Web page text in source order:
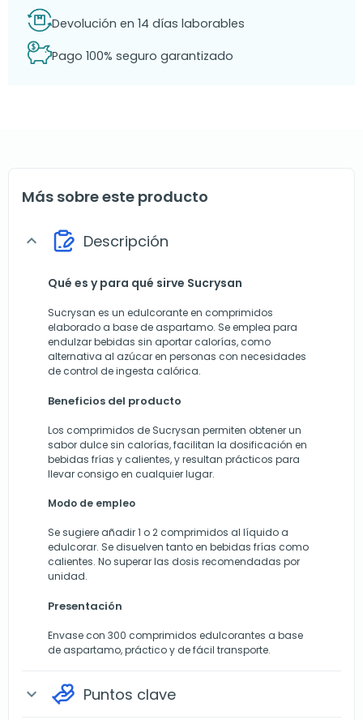
Devolución en 14 días laborables
Pago 100% seguro garantizado
Más sobre este producto
expand_more Descripción
Qué es y para qué sirve Sucrysan
Sucrysan es un edulcorante en comprimidos
elaborado a base de aspartamo. Se emplea para
endulzar bebidas sin aportar calorías, como
alternativa al azúcar en personas con necesidades
de control de ingesta calórica.
Beneficios del producto
Los comprimidos de Sucrysan permiten obtener un
sabor dulce sin calorías, facilitan la dosificación en
bebidas frías y calientes, y resultan prácticos para
llevar consigo en cualquier lugar.
Modo de empleo
Se sugiere añadir 1 o 2 comprimidos al líquido a
edulcorar. Se disuelven tanto en bebidas frías como
calientes. No superar las dosis recomendadas por
unidad.
Presentación
Envase con 300 comprimidos edulcorantes a base
de aspartamo, práctico y de fácil transporte.
expand_more Puntos clave